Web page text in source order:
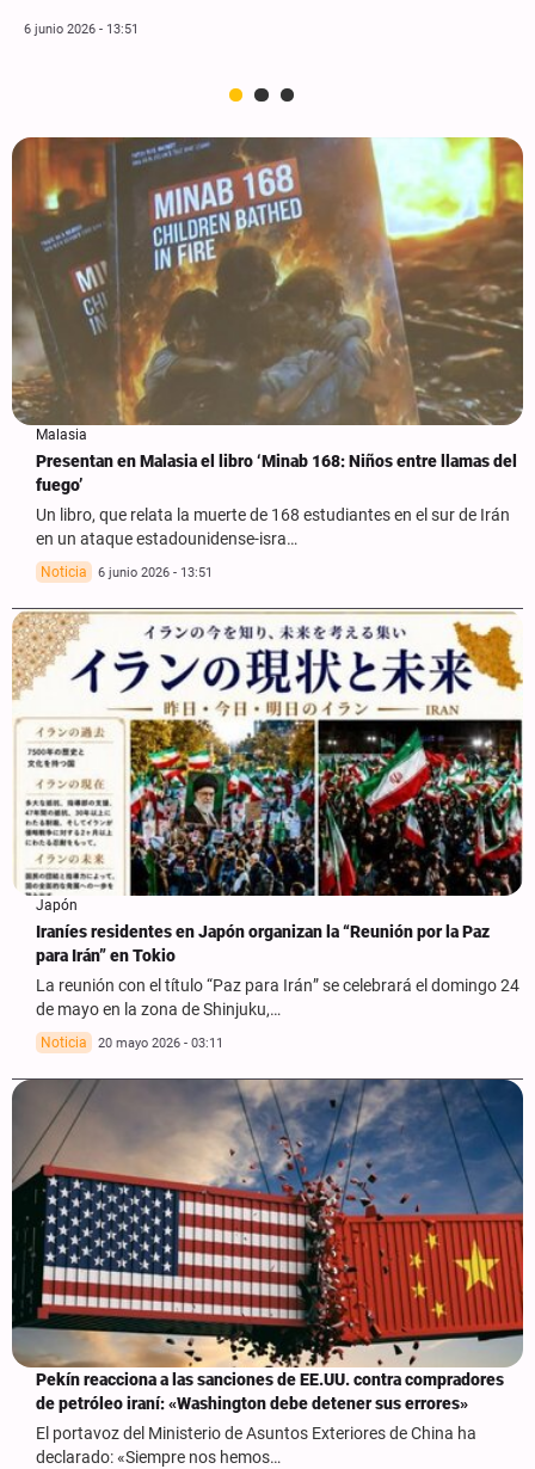
6 junio 2026 - 13:51
Malasia
Presentan en Malasia el libro ‘Minab 168: Niños entre llamas del
fuego’
Un libro, que relata la muerte de 168 estudiantes en el sur de Irán
en un ataque estadounidense-isra…
Noticia 6 junio 2026 - 13:51
Japón
Iraníes residentes en Japón organizan la “Reunión por la Paz
para Irán” en Tokio
La reunión con el título “Paz para Irán” se celebrará el domingo 24
de mayo en la zona de Shinjuku,…
Noticia 20 mayo 2026 - 03:11
Pekín reacciona a las sanciones de EE.UU. contra compradores
de petróleo iraní: «Washington debe detener sus errores»
El portavoz del Ministerio de Asuntos Exteriores de China ha
declarado: «Siempre nos hemos…